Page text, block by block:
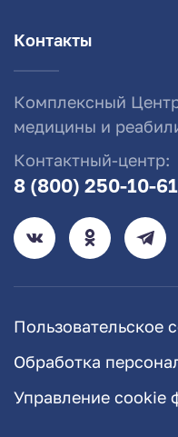
Контакты
Комплексный
медицины и
Контактный-центр:
8 (800) 250-10-61
Пользовательское
Обработка
Управление cookie